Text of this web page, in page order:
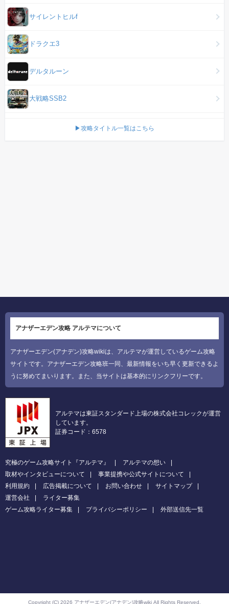
サイレントヒルf
ドラクエ3
デルタルーン
大戦略SSB2
▶攻略タイトル一覧はこちら
アナザーエデン攻略 アルテマについて
アナザーエデン(アナデン)攻略wikiは、アルテマが運営しているゲーム攻略
サイトです。アナザーエデン攻略班一同、最新情報をいち早く更新できるよ
うに努めてまいります。また、当サイトは基本的にリンクフリーです。
アルテマは東証スタンダード上場の株式会社コレックが運営
しています。
証券コード：6578
究極のゲーム攻略サイト『アルテマ』
アルテマの想い
取材やインタビューについて
事業提携や公式サイトについて
利用規約
広告掲載について お問い合わせ
サイトマップ
運営会社
ライター募集
ゲーム攻略ライター募集
プライバシーポリシー 外部送信先一覧
Copyright (C) 2026 アナザーエデン(アナデン)攻略wiki All Rights Reserved.